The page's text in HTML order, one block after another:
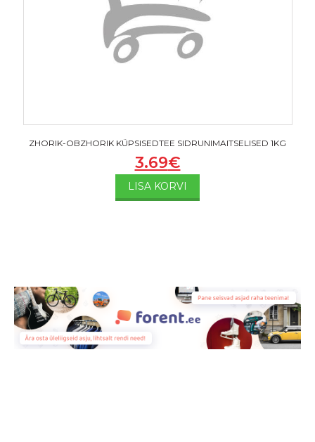
ZHORIK-OBZHORIK KÜPSISEDTEE SIDRUNIMAITSELISED 1KG
3.69€
LISA KORVI